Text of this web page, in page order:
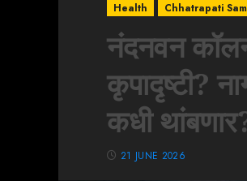
Health Chhatrapati
नंदनवन
कृपादृष्टी?
कधी
21 JUNE 2026